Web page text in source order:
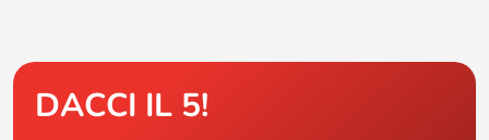
DACCI IL 5!